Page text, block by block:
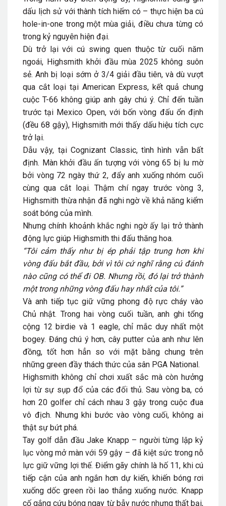
dấu lịch sử với thành tích hiếm có – thực hiện ba cú
hole-in-one trong một mùa giải, điều chưa từng có
trong kỷ nguyên hiện đại.
Dù trở lại với cú swing quen thuộc từ cuối năm
ngoái, Highsmith khởi đầu mùa 2025 không suôn
sẻ. Anh bị loại sớm ở 3/4 giải đầu tiên, và dù vượt
qua cắt loại tại American Express, kết quả chung
cuộc T-66 không giúp anh gây chú ý. Chỉ đến tuần
trước tại Mexico Open, với bốn vòng đấu ổn định
(đều 68 gậy), Highsmith mới thấy dấu hiệu tích cực
trở lại.
Dẫu vậy, tại Cognizant Classic, tình hình vẫn bất
định. Màn khởi đầu ấn tượng với vòng 65 bị lu mờ
bởi vòng 72 ngày thứ 2, đẩy anh xuống nhóm cuối
cùng qua cắt loại. Thậm chí ngay trước vòng 3,
Highsmith thừa nhận đã nghi ngờ về khả năng kiểm
soát bóng của mình.
Nhưng chính khoảnh khắc nghi ngờ ấy lại trở thành
động lực giúp Highsmith thi đấu thăng hoa.
“Tôi cảm thấy như bị ép phải tập trung hơn khi
vòng đấu bắt đầu, bởi vì tôi cứ nghĩ rằng cú đánh
nào cũng có thể đi OB. Nhưng rồi, đó lại trở thành
một trong những vòng đấu hay nhất của tôi.”
Và anh tiếp tục giữ vững phong độ rực cháy vào
Chủ nhật. Trong hai vòng cuối tuần, anh ghi tổng
cộng 12 birdie và 1 eagle, chỉ mắc duy nhất một
bogey. Đáng chú ý hơn, cây putter của anh như lên
đồng, tốt hơn hẳn so với mặt bằng chung trên
những green đầy thách thức của sân PGA National.
Highsmith không chỉ chơi xuất sắc mà còn hưởng
lợi từ sự sụp đổ của các đối thủ. Sau vòng ba, có
hơn 20 golfer chỉ cách nhau 3 gậy trong cuộc đua
vô địch. Nhưng khi bước vào vòng cuối, không ai
thật sự bứt phá.
Tay golf dẫn đầu Jake Knapp – người từng lập kỷ
lục vòng mở màn với 59 gậy – đã kiệt sức trong nỗ
lực giữ vững lợi thế. Điểm gãy chính là hố 11, khi cú
tiếp cận của anh ngắn hơn dự kiến, khiến bóng rơi
xuống dốc green rồi lao thẳng xuống nước. Knapp
cố gắng cứu bóng ngay từ bẫy nước nhưng thất bại,